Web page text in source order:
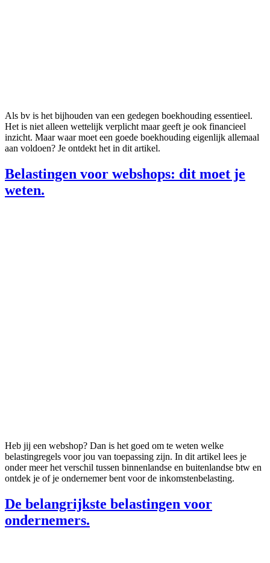
Als bv is het bijhouden van een gedegen boekhouding essentieel.
Het is niet alleen wettelijk verplicht maar geeft je ook financieel
inzicht. Maar waar moet een goede boekhouding eigenlijk allemaal
aan voldoen? Je ontdekt het in dit artikel.
Belastingen voor webshops: dit moet je
weten.
Heb jij een webshop? Dan is het goed om te weten welke
belastingregels voor jou van toepassing zijn. In dit artikel lees je
onder meer het verschil tussen binnenlandse en buitenlandse btw en
ontdek je of je ondernemer bent voor de inkomstenbelasting.
De belangrijkste belastingen voor
ondernemers.